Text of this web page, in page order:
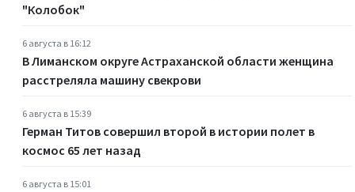
"Колобок"
6 августа в 16:12
В Лиманском округе Астраханской области женщина
расстреляла машину свекрови
6 августа в 15:39
Герман Титов совершил второй в истории полет в
космос 65 лет назад
6 августа в 15:01